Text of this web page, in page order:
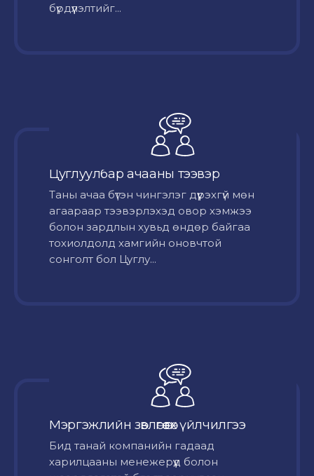
бүрдүүлэлтийг...
Цуглуулбар ачааны тээвэр
Таны ачаа бүтэн чингэлэг дүүрэхгүй мөн
агаараар тээвэрлэхэд овор хэмжээ
болон зардлын хувьд өндөр байгаа
тохиолдолд хамгийн оновчтой
сонголт бол Цуглу...
Мэргэжлийн зөвлөгөө өгөх үйлчилгээ
Бид танай компанийн гадаад
харилцааны менежерүүд болон